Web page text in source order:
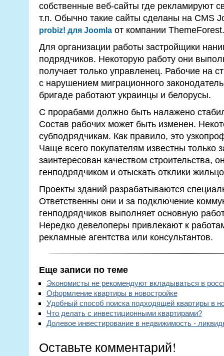
собственные веб-сайты где рекламируют
т.п. Обычно такие сайты сделаны на CMS
probiz! для Joomlaот компании ThemeForest.
Для организации работы застройщики
подрядчиков. Некоторую работу они
получает только управленец. Рабочие на
с нарушением миграционного
бригаде работают украинцы и белорусы.
С прорабами должно быть налажено
Состав рабочих может быть изменен.
субподрядчикам. Как правило, это
Чаще всего покупателям известны только
заинтересован качеством строительства,
генподрядчиком и отыскать отклики
Проекты зданий разрабатываются
Ответственны они и за подключение
генподрядчиков выполняет основную
Нередко девелоперы привлекают к
рекламные агентства или консультантов.
Еще записи по теме
Экономисты не рекомендуют вкладываться в
Оформление квартиры в новостройке
Удобный способ поиска подходящей квартиры в
Что делать с инвестиционными квартирами?
Долевое инвестирование в недвижимость -
Оставьте комментарий!